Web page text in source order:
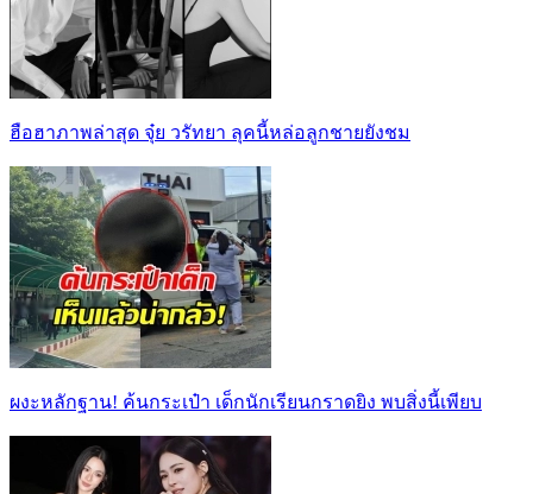
ฮือฮาภาพล่าสุด จุ๋ย วรัทยา ลุคนี้หล่อลูกชายยังชม
ผงะหลักฐาน! ค้นกระเป๋า เด็กนักเรียนกราดยิง พบสิ่งนี้เพียบ